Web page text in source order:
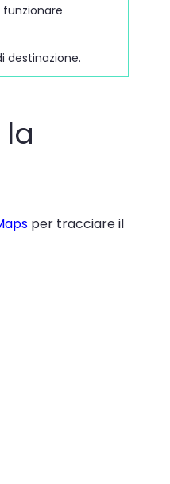
destinazione.
per tracciare il